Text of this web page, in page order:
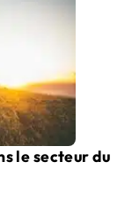
le secteur du